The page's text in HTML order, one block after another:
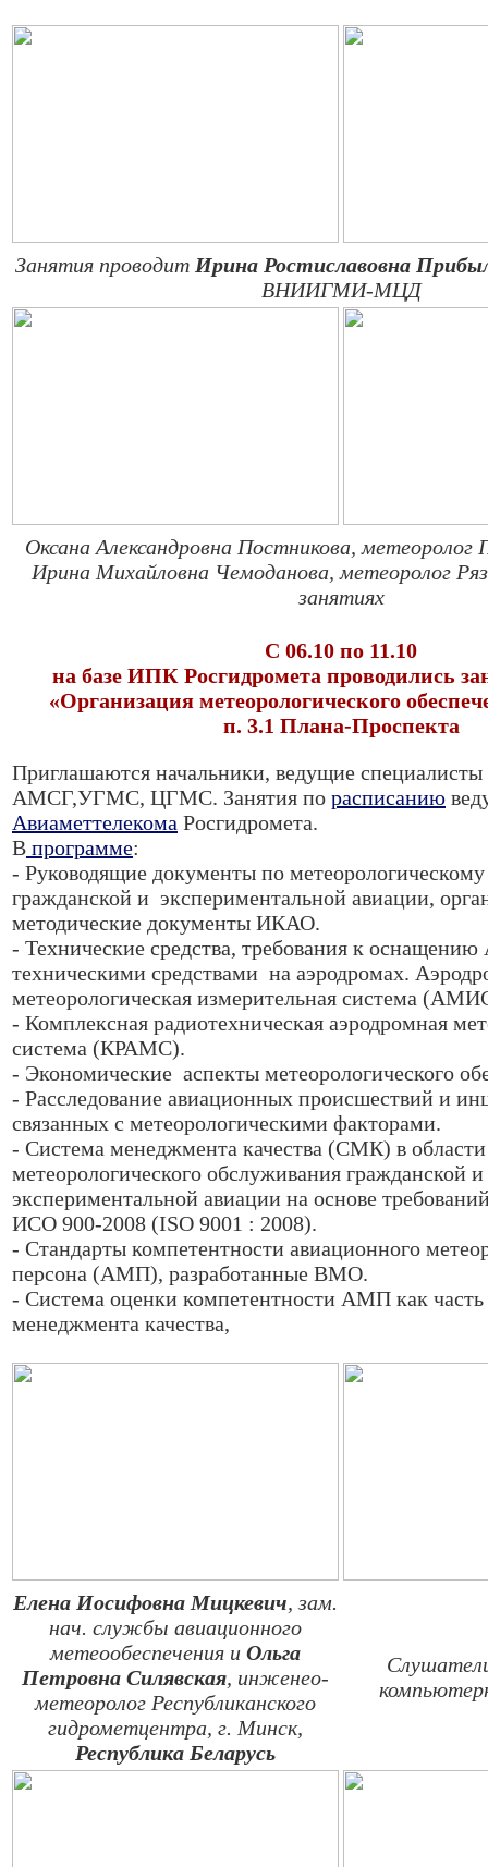
Занятия проводит Ирина Ростиславовна
ВНИИГМИ-МЦД
Оксана Александровна Постникова,
Ирина Михайловна Чемоданова, метеоролог
занятиях
С 06.10 по 11.10
на базе ИПК Росгидромета проводились
«Организация метеорологического
п. 3.1 Плана-Проспекта
Приглашаются начальники, ведущие
АМСГ,УГМС, ЦГМС. Занятия по расписанию
Авиаметтелекома Росгидромета.
В программе:
- Руководящие документы по
гражданской и экспериментальной авиации,
методические документы ИКАО.
- Технические средства, требования к
техническими средствами на аэродромах.
метеорологическая измерительная система
- Комплексная радиотехническая аэродромная
система (КРАМС).
- Экономические аспекты метеорологического
- Расследование авиационных происшествий и
связанных с метеорологическими факторами.
- Система менеджмента качества (СМК) в области
метеорологического обслуживания гражданской и
экспериментальной авиации на основе
ИСО 900-2008 (ISO 9001 : 2008).
- Стандарты компетентности авиационного
персона (АМП), разработанные ВМО.
- Система оценки компетентности АМП как
менеджмента качества,
Елена Иосифовна Мицкевич, зам.
нач. службы авиационного
метеообеспечения и Ольга
Петровна Силявская, инженео-
метеоролог Республиканского
гидрометцентра, г. Минск,
Республика Беларусь